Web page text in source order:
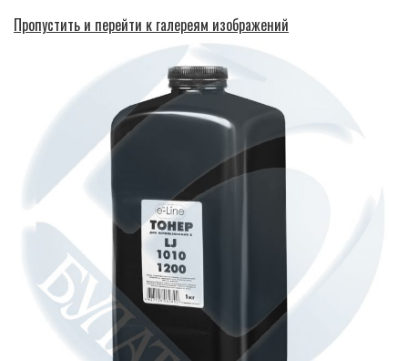
Пропустить и перейти к галереям изображений